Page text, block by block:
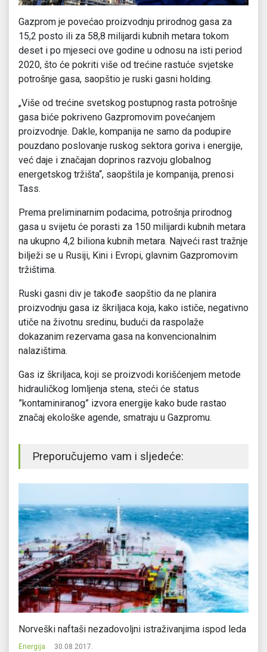
Gazprom je povećao proizvodnju prirodnog gasa za
15,2 posto ili za 58,8 milijardi kubnih metara tokom
deset i po mjeseci ove godine u odnosu na isti period
2020, što će pokriti više od trećine rastuće svjetske
potrošnje gasa, saopštio je ruski gasni holding.
„Više od trećine svetskog postupnog rasta potrošnje
gasa biće pokriveno Gazpromovim povećanjem
proizvodnje. Dakle, kompanija ne samo da podupire
pouzdano poslovanje ruskog sektora goriva i energije,
već daje i značajan doprinos razvoju globalnog
energetskog tržišta“, saopštila je kompanija, prenosi
Tass.
Prema preliminarnim podacima, potrošnja prirodnog
gasa u svijetu će porasti za 150 milijardi kubnih metara
na ukupno 4,2 biliona kubnih metara. Najveći rast tražnje
bilježi se u Rusiji, Kini i Evropi, glavnim Gazpromovim
tržištima.
Ruski gasni div je takođe saopštio da ne planira
proizvodnju gasa iz škriljaca koja, kako ističe, negativno
utiče na životnu sredinu, budući da raspolaže
dokazanim rezervama gasa na konvencionalnim
nalazištima.
Gas iz škriljaca, koji se proizvodi korišćenjem metode
hidrauličkog lomljenja stena, steći će status
”kontaminiranog” izvora energije kako bude rastao
značaj ekološke agende, smatraju u Gazpromu.
Preporučujemo vam i sljedeće:
Norveški naftaši nezadovoljni istraživanjima ispod leda
Energija 30.08.2017.